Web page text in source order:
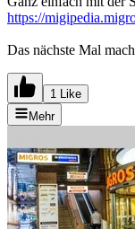
https://
Das nächste Mal
1 Like
Mehr